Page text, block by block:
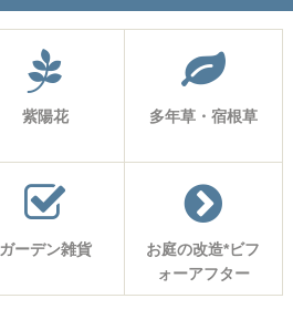
紫陽花 多年草・宿根草
ガーデン雑貨
お庭の改造*ビフ
ォーアフター